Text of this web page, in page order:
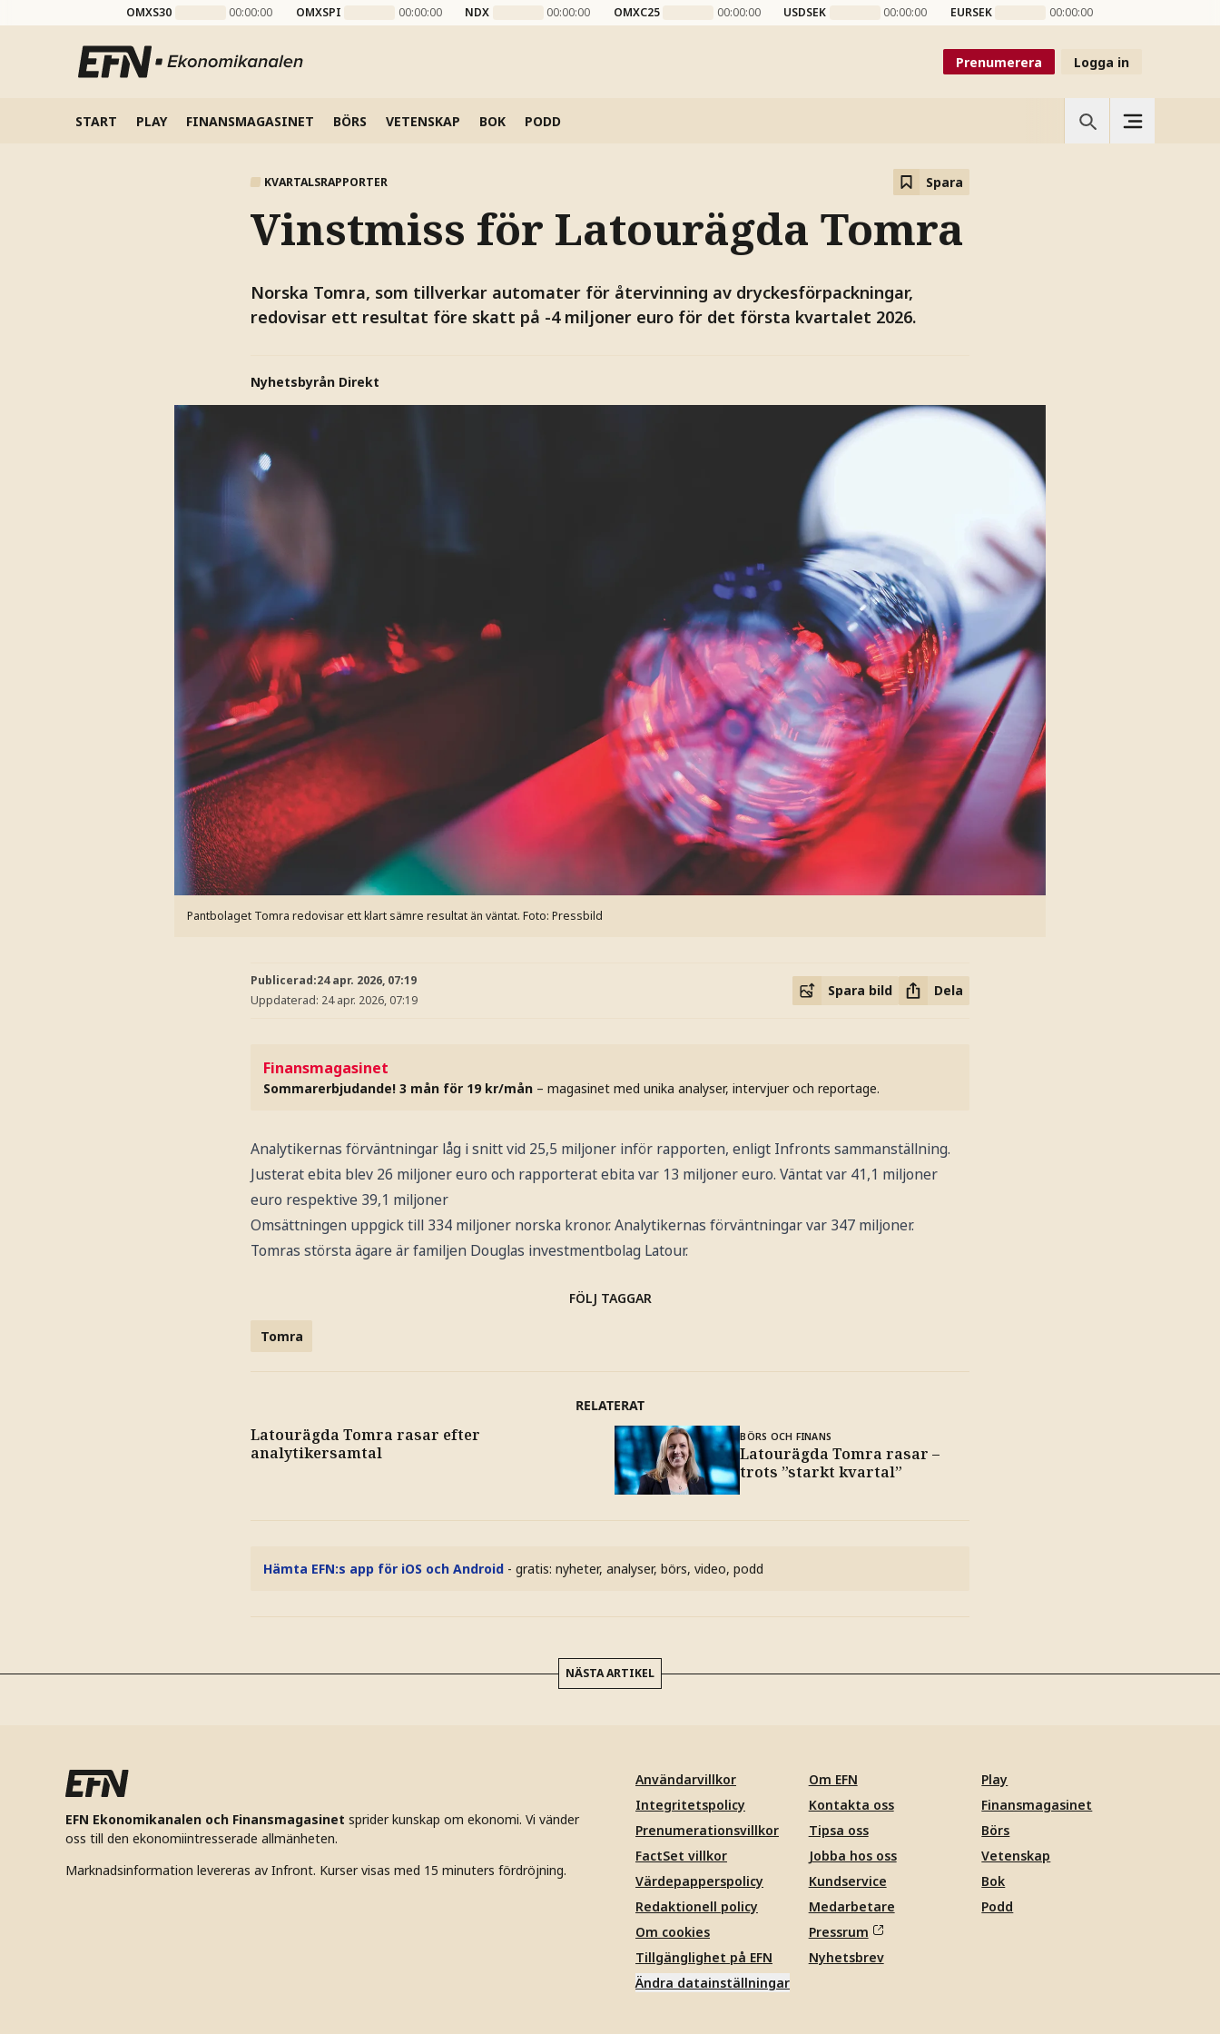
OMXS30 00:00:00 OMXSPI 00:00:00 NDX 00:00:00 OMXC25 00:00:00 USDSEK 00:00:00 EURSEK 00:00:00
Prenumerera Logga in
START PLAY FINANSMAGASINET BÖRS VETENSKAP BOK PODD
KVARTALSRAPPORTER Spara
Vinstmiss för Latourägda Tomra
Norska Tomra, som tillverkar automater för återvinning av dryckesförpackningar,
redovisar ett resultat före skatt på -4 miljoner euro för det första kvartalet 2026.
Nyhetsbyrån Direkt
Pantbolaget Tomra redovisar ett klart sämre resultat än väntat. Foto: Pressbild
Publicerad:24 apr. 2026, 07:19
Uppdaterad: 24 apr. 2026, 07:19
Spara bild Dela
Finansmagasinet
Sommarerbjudande! 3 mån för 19 kr/mån – magasinet med unika analyser, intervjuer och reportage.
Analytikernas förväntningar låg i snitt vid 25,5 miljoner inför rapporten, enligt Infronts sammanställning.
Justerat ebita blev 26 miljoner euro och rapporterat ebita var 13 miljoner euro. Väntat var 41,1 miljoner
euro respektive 39,1 miljoner
Omsättningen uppgick till 334 miljoner norska kronor. Analytikernas förväntningar var 347 miljoner.
Tomras största ägare är familjen Douglas investmentbolag Latour.
FÖLJ TAGGAR
Tomra
RELATERAT
Latourägda Tomra rasar efter
analytikersamtal
BÖRS OCH FINANS
Latourägda Tomra rasar –
trots ”starkt kvartal”
Hämta EFN:s app för iOS och Android - gratis: nyheter, analyser, börs, video, podd
NÄSTA ARTIKEL
EFN Ekonomikanalen och Finansmagasinet sprider kunskap om ekonomi. Vi vänder
oss till den ekonomiintresserade allmänheten.
Marknadsinformation levereras av Infront. Kurser visas med 15 minuters fördröjning.
Användarvillkor
Integritetspolicy
Prenumerationsvillkor
FactSet villkor
Värdepapperspolicy
Redaktionell policy
Om cookies
Tillgänglighet på EFN
Ändra datainställningar
Om EFN
Kontakta oss
Tipsa oss
Jobba hos oss
Kundservice
Medarbetare
Pressrum
Nyhetsbrev
Play
Finansmagasinet
Börs
Vetenskap
Bok
Podd